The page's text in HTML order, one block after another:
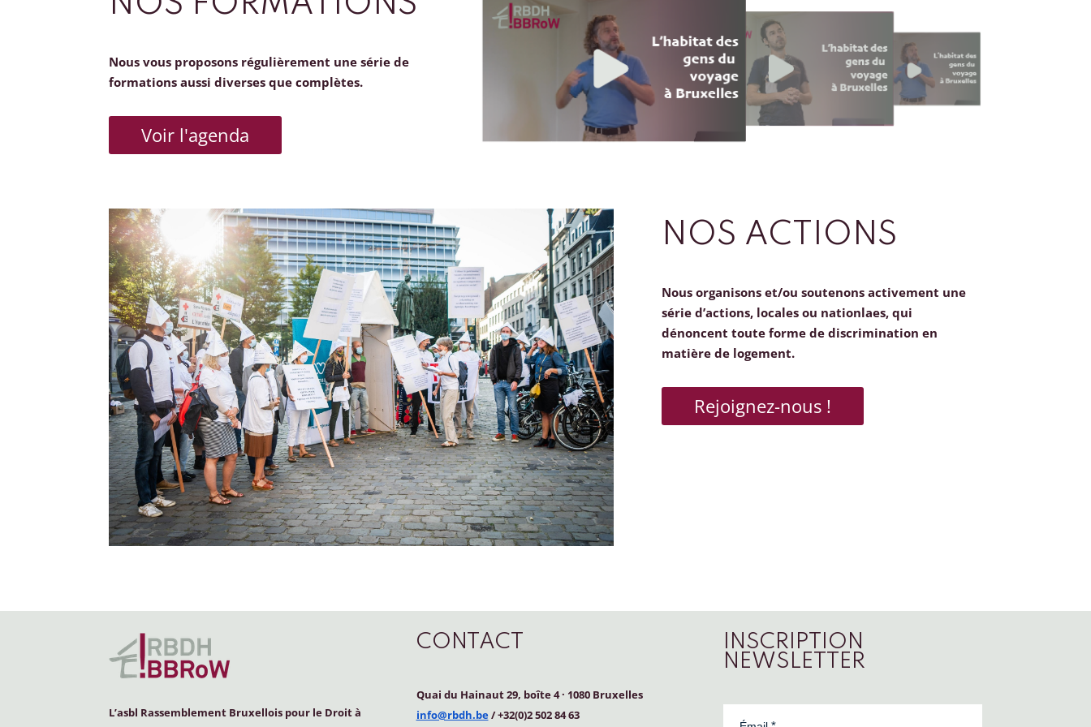
Nous vous proposons régulièrement une série de
formations aussi diverses que complètes.
Voir l'agenda
NOS ACTIONS
Nous organisons et/ou soutenons activement une
série d’actions, locales ou nationlaes, qui
dénoncent toute forme de discrimination en
matière de logement.
Rejoignez-nous !
L’asbl Rassemblement Bruxellois pour le Droit à
CONTACT
Quai du Hainaut 29, boîte 4· 1080 Bruxelles
info@rbdh.be/ +32(0)2 502 84 63
INSCRIPTION
NEWSLETTER